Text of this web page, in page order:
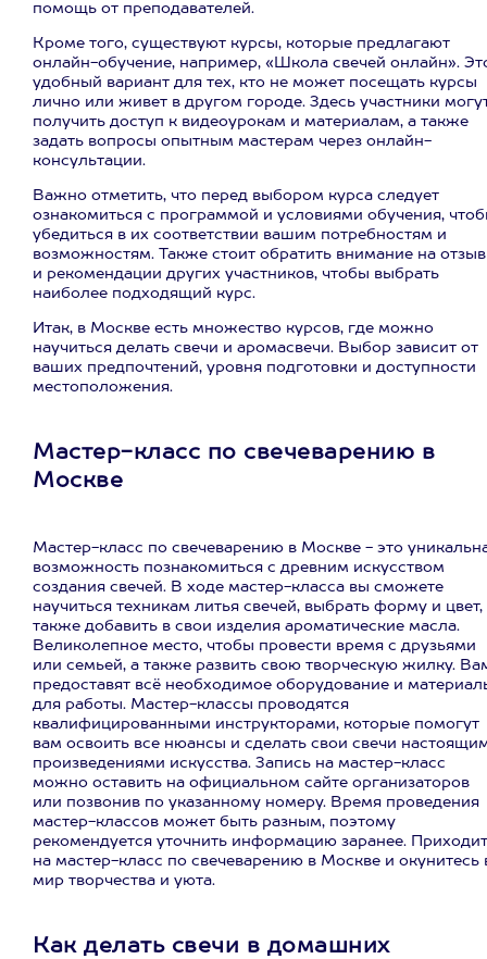
помощь от преподавателей.
Кроме того, существуют курсы, которые предлагают
онлайн-обучение, например, «Школа свечей онлайн».
удобный вариант для тех, кто не может посещать курсы
лично или живет в другом городе. Здесь участники
получить доступ к видеоурокам и материалам, а также
задать вопросы опытным мастерам через онлайн-
консультации.
Важно отметить, что перед выбором курса следует
ознакомиться с программой и условиями обучения,
убедиться в их соответствии вашим потребностям и
возможностям. Также стоит обратить внимание на
и рекомендации других участников, чтобы выбрать
наиболее подходящий курс.
Итак, в Москве есть множество курсов, где можно
научиться делать свечи и аромасвечи. Выбор зависит от
ваших предпочтений, уровня подготовки и доступности
местоположения.
Мастер-класс по свечеварению в
Москве
Мастер-класс по свечеварению в Москве - это
возможность познакомиться с древним искусством
создания свечей. В ходе мастер-класса вы сможете
научиться техникам литья свечей, выбрать форму и цвет,
также добавить в свои изделия ароматические масла.
Великолепное место, чтобы провести время с друзьями
или семьей, а также развить свою творческую жилку.
предоставят всё необходимое оборудование и
для работы. Мастер-классы проводятся
квалифицированными инструкторами, которые помогут
вам освоить все нюансы и сделать свои свечи
произведениями искусства. Запись на мастер-класс
можно оставить на официальном сайте организаторов
или позвонив по указанному номеру. Время проведения
мастер-классов может быть разным, поэтому
рекомендуется уточнить информацию заранее.
на мастер-класс по свечеварению в Москве и окунитесь
мир творчества и уюта.
Как делать свечи в домашних